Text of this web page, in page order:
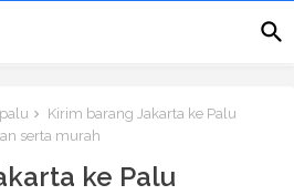
Kirim barang Jakarta ke Palu
serta murah
ke Palu